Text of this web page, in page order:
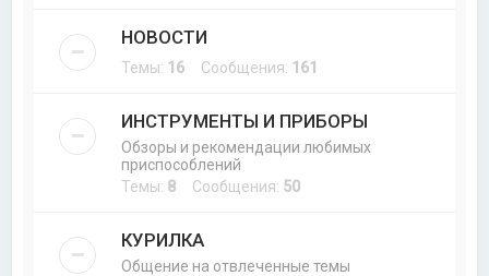
НОВОСТИ
Темы: 16 Сообщения: 161
ИНСТРУМЕНТЫ И ПРИБОРЫ
Обзоры и рекомендации любимых
приспособлений
Темы: 8 Сообщения: 50
КУРИЛКА
Общение на отвлеченные темы